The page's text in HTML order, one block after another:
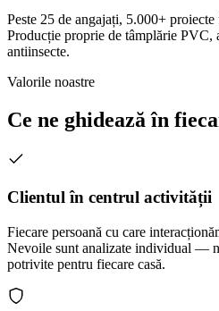
Peste 25 de angajați, 5.000+
Producție proprie de tâmplărie PVC,
antiinsecte.
Valorile noastre
Ce ne ghidează în
Clientul în centrul activității
Fiecare persoană cu care
Nevoile sunt analizate individual —
potrivite pentru fiecare casă.